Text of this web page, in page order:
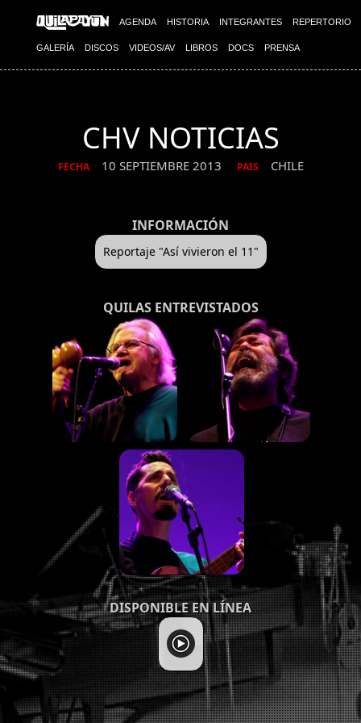
AGENDA HISTORIA INTEGRANTES REPERTORIO
GALERÍA DISCOS VIDEOS/AV LIBROS DOCS PRENSA
CHV NOTICIAS
FECHA 10 SEPTIEMBRE 2013 PAIS CHILE
INFORMACIÓN
Reportaje "Así vivieron el 11"
QUILAS ENTREVISTADOS
DISPONIBLE EN LÍNEA